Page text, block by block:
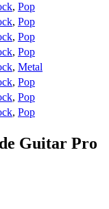
, Pop
, Pop
, Pop
, Pop
, Metal
, Pop
, Pop
, Pop
Guitar Pro